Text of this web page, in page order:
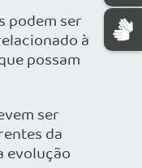
podem ser
à
possam
ser
da
evolução